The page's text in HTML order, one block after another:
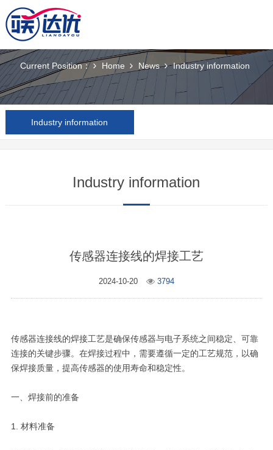
Current Position： Home News Industry information
Industry information
Industry information
传感器连接线的焊接工艺
2024-10-20 3794
传感器连接线的焊接工艺是确保传感器与电子系统之间稳定、可靠
连接的关键步骤。在焊接过程中，需要遵循一定的工艺规范，以确
保焊接质量，提高传感器的使用寿命和稳定性。
一、焊接前的准备
1. 材料准备